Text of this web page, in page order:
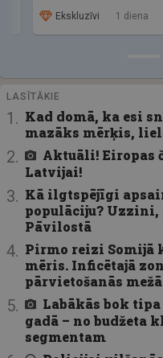
Ekskluzīvi 1 diena
LASĪTĀKIE
Kad domā, ka esi
mazāks mērķis,
Aktuāli! Eiropas
Latvijai!
Kā ilgtspējīgi
populāciju?
Pāvilostā
Pirmo reizi Somijā
mēris. Inficētajā
pārvietošanās mežā
Labākās bok
gadā – no budžeta
segmentam